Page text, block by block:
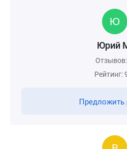
Юрий
Рейтинг:
Предложить